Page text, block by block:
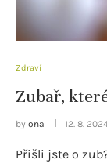
Zdraví
Zubař,
by ona 12. 8.
Přišli jste o